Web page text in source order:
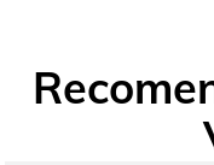
oversized para um look